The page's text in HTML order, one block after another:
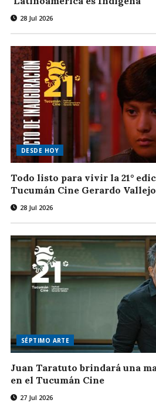
28 Jul 2026
DESDE HOY
Todo listo para vivir la 21°
Tucumán Cine Gerardo Vallejo
28 Jul 2026
SÉPTIMO ARTE
Juan Taratuto brindará una
en el Tucumán Cine
27 Jul 2026